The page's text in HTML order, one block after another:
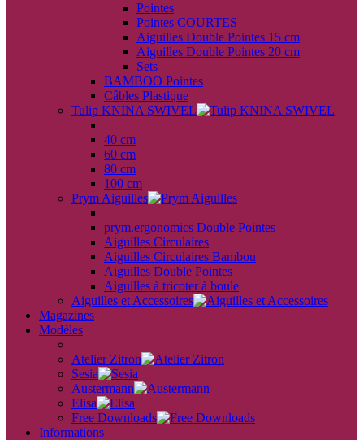
Pointes
Pointes COURTES
Aiguilles Double Pointes 15 cm
Aiguilles Double Pointes 20 cm
Sets
BAMBOO Pointes
Câbles Plastique
Tulip KNINA SWIVEL
40 cm
60 cm
80 cm
100 cm
Prym Aiguilles
prym.ergonomics Double Pointes
Aiguilles Circulaires
Aiguilles Circulaires Bambou
Aiguilles Double Pointes
Aiguilles à tricoter à boule
Aiguilles et Accessoires
Magazines
Modèles
Atelier Zitron
Sesia
Austermann
Elisa
Free Downloads
Informations